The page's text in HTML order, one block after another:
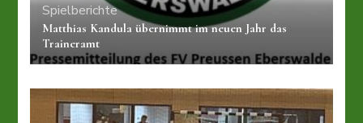
Spielberichte
Matthias Kandula übernimmt im neuen Jahr das
Traineramt